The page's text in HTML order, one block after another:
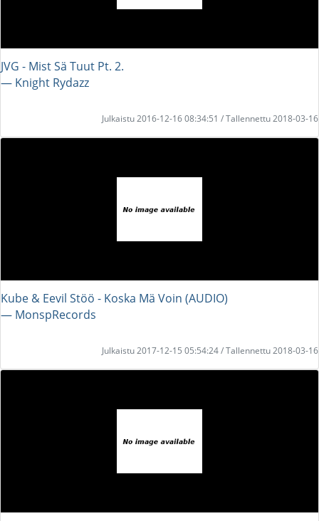
JVG - Mist Sä Tuut Pt. 2.
― Knight Rydazz
Julkaistu 2016-12-16 08:34:51 / Tallennettu 2018-03-16
Kube & Eevil Stöö - Koska Mä Voin (AUDIO)
― MonspRecords
Julkaistu 2017-12-15 05:54:24 / Tallennettu 2018-03-16